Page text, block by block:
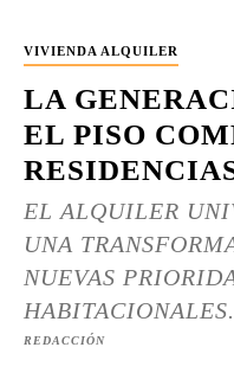
VIVIENDA ALQUILER
LA
EL PISO
EL ALQUILER
UNA
NUEVAS
REDACCIÓN